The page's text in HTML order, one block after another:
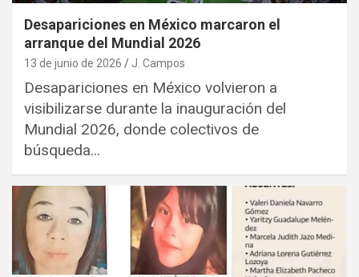
Desapariciones en México marcaron el
arranque del Mundial 2026
13 de junio de 2026 J. Campos
Desapariciones en México volvieron a
visibilizarse durante la inauguración del
Mundial 2026, donde colectivos de
búsqueda…